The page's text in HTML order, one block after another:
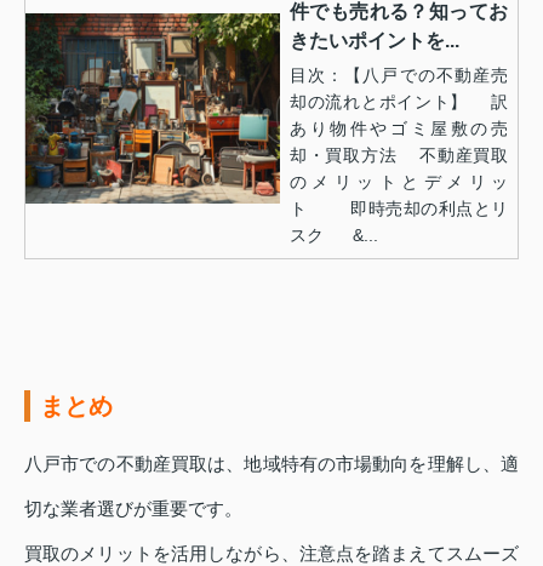
件でも売れる？知ってお
きたいポイントを...
目次：【八戸での不動産売
却の流れとポイント】 訳
あり物件やゴミ屋敷の売
却・買取方法 不動産買取
のメリットとデメリッ
ト 即時売却の利点とリ
スク &...
まとめ
八戸市での不動産買取は、地域特有の市場動向を理解し、適
切な業者選びが重要です。
買取のメリットを活用しながら、注意点を踏まえてスムーズ